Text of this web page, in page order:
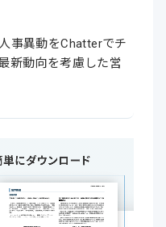
事異動をChatterでチ
新動向を考慮した営